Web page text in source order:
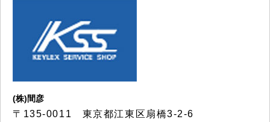
(株)間彦
〒135-0011 東京都江東区扇橋3-2-6